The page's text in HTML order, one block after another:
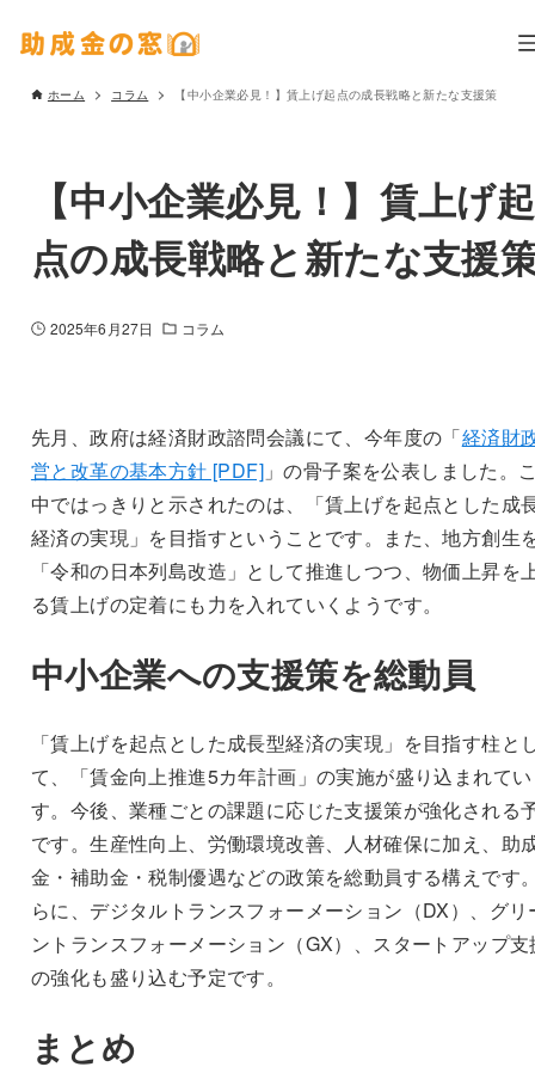
ホーム コラム 【中小企業必見！】賃上げ起点の成長戦略と新たな支援策
【中小企業必見！】賃上げ起
点の成長戦略と新たな支援
2025年6月27日 コラム
先月、政府は経済財政諮問会議にて、今年度の「経済財
営と改革の基本方針 [PDF]」の骨子案を公表しました。
中ではっきりと示されたのは、「賃上げを起点とした成
経済の実現」を目指すということです。また、地方創生
「令和の日本列島改造」として推進しつつ、物価上昇を
る賃上げの定着にも力を入れていくようです。
中小企業への支援策を総動員
「賃上げを起点とした成長型経済の実現」を目指す柱と
て、「賃金向上推進5カ年計画」の実施が盛り込まれて
す。今後、業種ごとの課題に応じた支援策が強化される
です。生産性向上、労働環境改善、人材確保に加え、助
金・補助金・税制優遇などの政策を総動員する構えです
らに、デジタルトランスフォーメーション（DX）、グリ
ントランスフォーメーション（GX）、スタートアップ支
の強化も盛り込む予定です。
まとめ